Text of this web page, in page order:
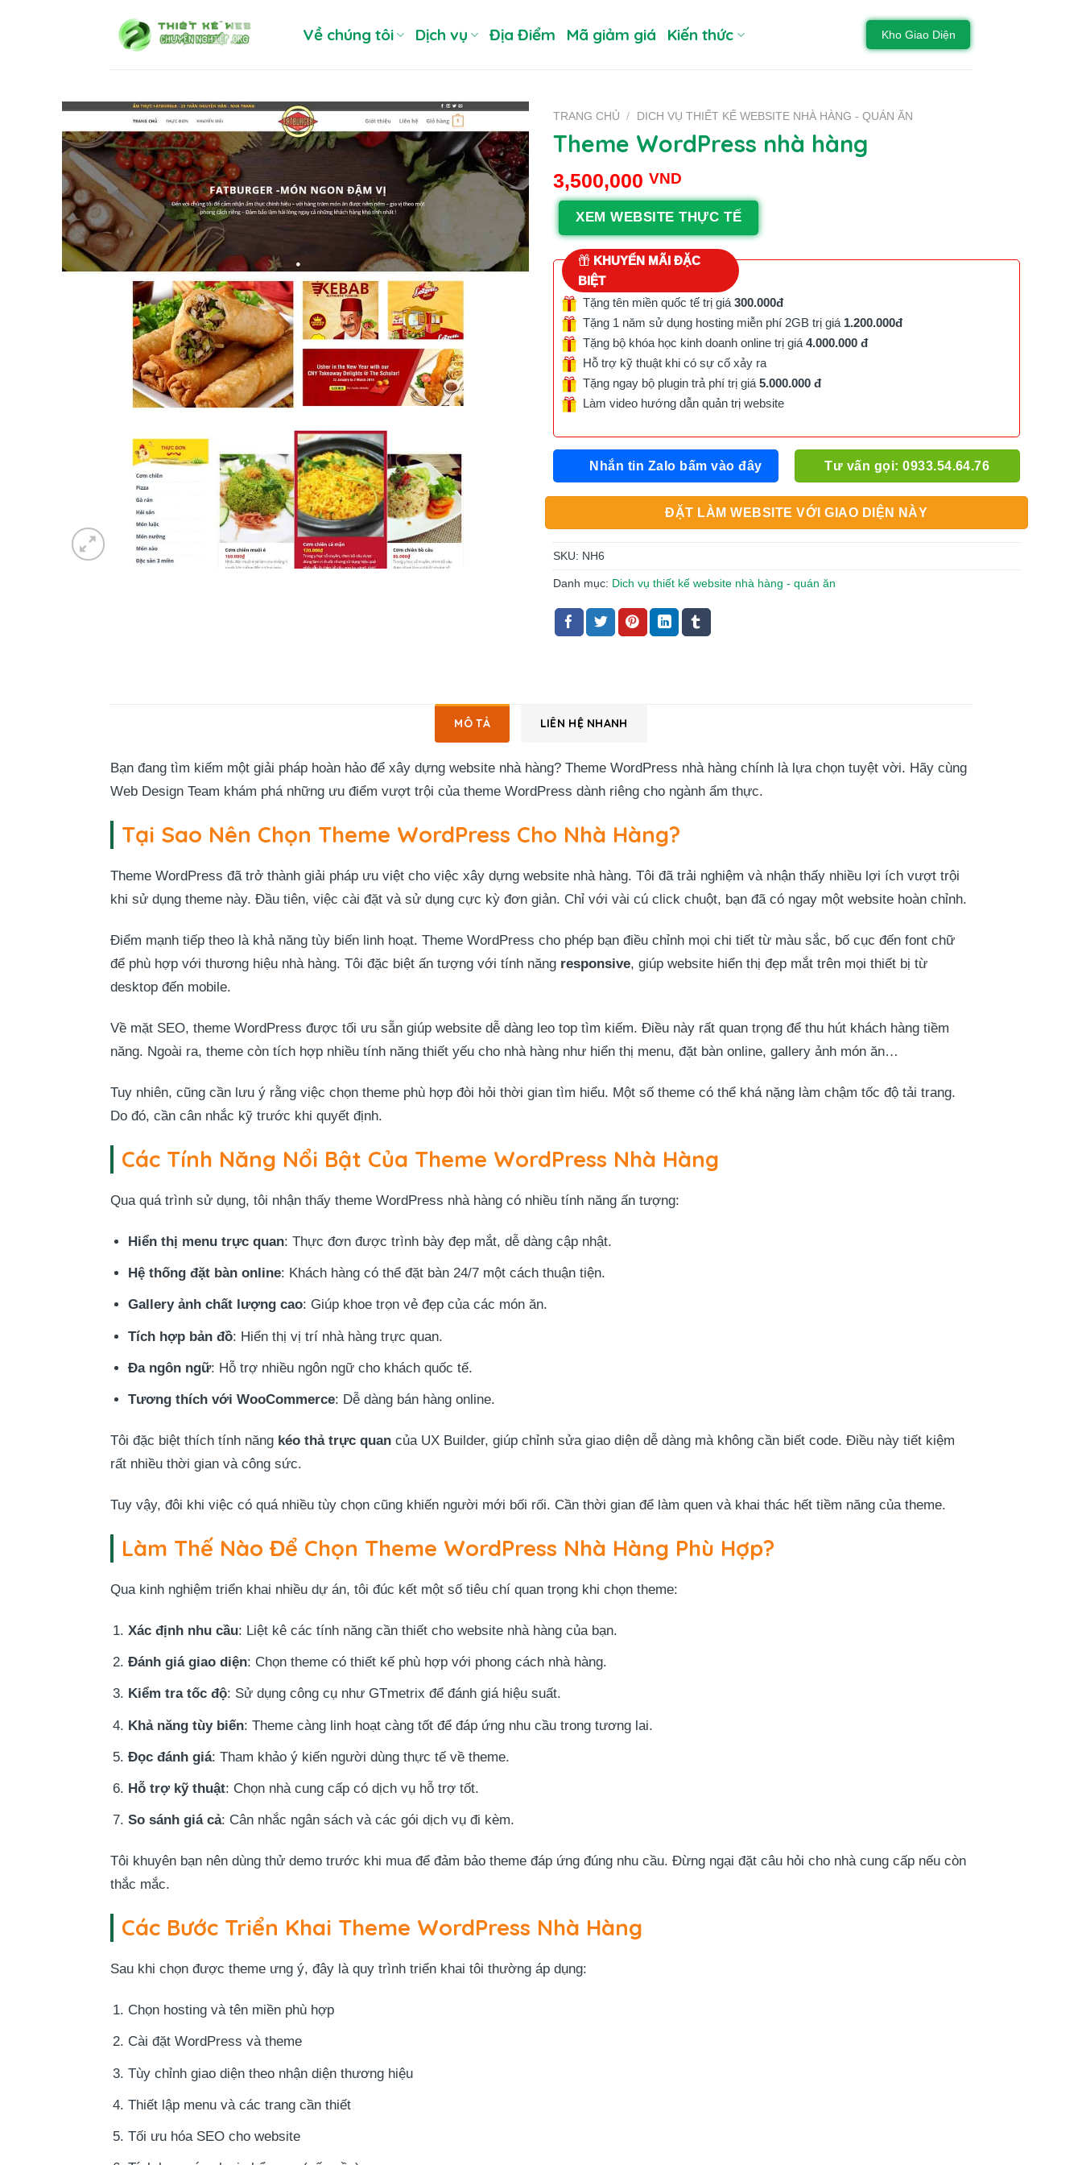
Về chúng tôi Dịch vụ Địa Điểm Mã giảm giá Kiến thức Kho Giao Diện
TRANG CHỦ / DICH VỤ THIẾT KẾ WEBSITE NHÀ HÀNG - QUÁN ĂN
Theme WordPress nhà hàng
3,500,000 VND
XEM WEBSITE THỰC TẾ
KHUYẾN MÃI ĐẶC
BIỆT
Tặng tên miền quốc tế trị giá 300.000đ
Tặng 1 năm sử dụng hosting miễn phí 2GB trị giá 1.200.000đ
Tặng bộ khóa học kinh doanh online trị giá 4.000.000 đ
Hỗ trợ kỹ thuật khi có sự cố xảy ra
Tặng ngay bộ plugin trả phí trị giá 5.000.000 đ
Làm video hướng dẫn quản trị website
Nhắn tin Zalo bấm vào đây Tư vấn gọi: 0933.54.64.76
ĐẶT LÀM WEBSITE VỚI GIAO DIỆN NÀY
SKU: NH6
Danh mục: Dich vụ thiết kế website nhà hàng - quán ăn
MÔ TẢ LIÊN HỆ NHANH
Bạn đang tìm kiếm một giải pháp hoàn hảo để xây dựng website nhà hàng? Theme WordPress nhà hàng chính là lựa chọn tuyệt vời. Hãy cùng
Web Design Team khám phá những ưu điểm vượt trội của theme WordPress dành riêng cho ngành ẩm thực.
Tại Sao Nên Chọn Theme WordPress Cho Nhà Hàng?
Theme WordPress đã trở thành giải pháp ưu việt cho việc xây dựng website nhà hàng. Tôi đã trải nghiệm và nhận thấy nhiều lợi ích vượt trội
khi sử dụng theme này. Đầu tiên, việc cài đặt và sử dụng cực kỳ đơn giản. Chỉ với vài cú click chuột, bạn đã có ngay một website hoàn chỉnh.
Điểm mạnh tiếp theo là khả năng tùy biến linh hoạt. Theme WordPress cho phép bạn điều chỉnh mọi chi tiết từ màu sắc, bố cục đến font chữ
để phù hợp với thương hiệu nhà hàng. Tôi đặc biệt ấn tượng với tính năng responsive, giúp website hiển thị đẹp mắt trên mọi thiết bị từ
desktop đến mobile.
Về mặt SEO, theme WordPress được tối ưu sẵn giúp website dễ dàng leo top tìm kiếm. Điều này rất quan trọng để thu hút khách hàng tiềm
năng. Ngoài ra, theme còn tích hợp nhiều tính năng thiết yếu cho nhà hàng như hiển thị menu, đặt bàn online, gallery ảnh món ăn…
Tuy nhiên, cũng cần lưu ý rằng việc chọn theme phù hợp đòi hỏi thời gian tìm hiểu. Một số theme có thể khá nặng làm chậm tốc độ tải trang.
Do đó, cần cân nhắc kỹ trước khi quyết định.
Các Tính Năng Nổi Bật Của Theme WordPress Nhà Hàng
Qua quá trình sử dụng, tôi nhận thấy theme WordPress nhà hàng có nhiều tính năng ấn tượng:
Hiển thị menu trực quan: Thực đơn được trình bày đẹp mắt, dễ dàng cập nhật.
Hệ thống đặt bàn online: Khách hàng có thể đặt bàn 24/7 một cách thuận tiện.
Gallery ảnh chất lượng cao: Giúp khoe trọn vẻ đẹp của các món ăn.
Tích hợp bản đồ: Hiển thị vị trí nhà hàng trực quan.
Đa ngôn ngữ: Hỗ trợ nhiều ngôn ngữ cho khách quốc tế.
Tương thích với WooCommerce: Dễ dàng bán hàng online.
Tôi đặc biệt thích tính năng kéo thả trực quan của UX Builder, giúp chỉnh sửa giao diện dễ dàng mà không cần biết code. Điều này tiết kiệm
rất nhiều thời gian và công sức.
Tuy vậy, đôi khi việc có quá nhiều tùy chọn cũng khiến người mới bối rối. Cần thời gian để làm quen và khai thác hết tiềm năng của theme.
Làm Thế Nào Để Chọn Theme WordPress Nhà Hàng Phù Hợp?
Qua kinh nghiệm triển khai nhiều dự án, tôi đúc kết một số tiêu chí quan trọng khi chọn theme:
Xác định nhu cầu: Liệt kê các tính năng cần thiết cho website nhà hàng của bạn.
Đánh giá giao diện: Chọn theme có thiết kế phù hợp với phong cách nhà hàng.
Kiểm tra tốc độ: Sử dụng công cụ như GTmetrix để đánh giá hiệu suất.
Khả năng tùy biến: Theme càng linh hoạt càng tốt để đáp ứng nhu cầu trong tương lai.
Đọc đánh giá: Tham khảo ý kiến người dùng thực tế về theme.
Hỗ trợ kỹ thuật: Chọn nhà cung cấp có dịch vụ hỗ trợ tốt.
So sánh giá cả: Cân nhắc ngân sách và các gói dịch vụ đi kèm.
Tôi khuyên bạn nên dùng thử demo trước khi mua để đảm bảo theme đáp ứng đúng nhu cầu. Đừng ngại đặt câu hỏi cho nhà cung cấp nếu còn
thắc mắc.
Các Bước Triển Khai Theme WordPress Nhà Hàng
Sau khi chọn được theme ưng ý, đây là quy trình triển khai tôi thường áp dụng:
Chọn hosting và tên miền phù hợp
Cài đặt WordPress và theme
Tùy chỉnh giao diện theo nhận diện thương hiệu
Thiết lập menu và các trang cần thiết
Tối ưu hóa SEO cho website